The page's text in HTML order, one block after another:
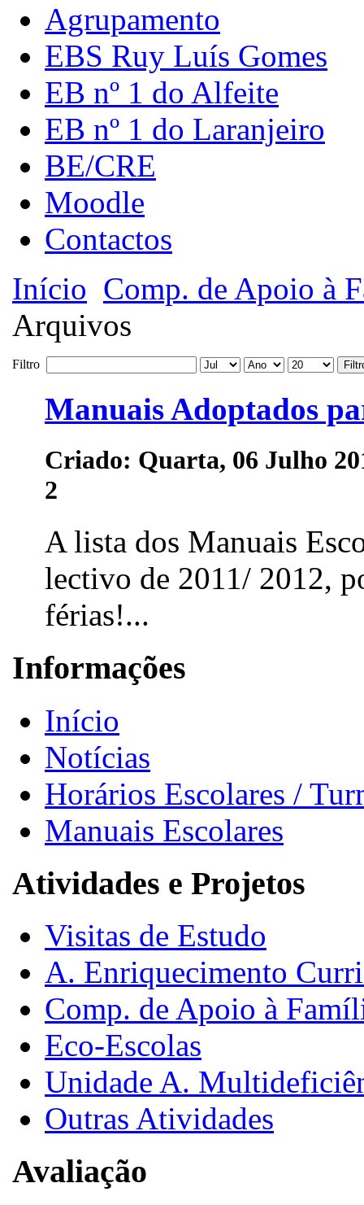
Agrupamento
EBS Ruy Luís Gomes
EB nº 1 do Alfeite
EB nº 1 do Laranjeiro
BE/CRE
Moodle
Contactos
Início Comp. de Apoio à
Arquivos
Filtro
Manuais Adoptados
Criado: Quarta, 06 Julho
2
A lista dos Manuais
lectivo de 2011/ 2012,
férias!...
Informações
Início
Notícias
Horários Escolares /
Manuais Escolares
Atividades e Projetos
Visitas de Estudo
A. Enriquecimento
Comp. de Apoio à
Eco-Escolas
Unidade A.
Outras Atividades
Avaliação